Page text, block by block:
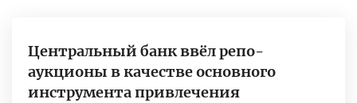
Центральный банк ввёл репо-
аукционы в качестве основного
инструмента привлечения